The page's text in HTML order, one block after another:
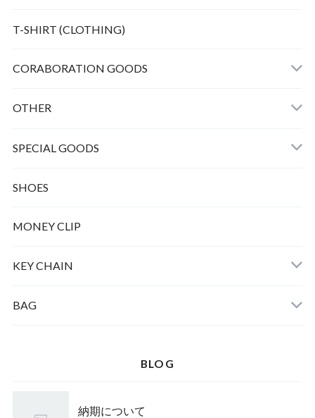
Bunny peanuts + Chain
T-SHIRT (CLOTHING)
CORABORATION GOODS
OTHER
SPECIAL GOODS
SHOES
MONEY CLIP
KEY CHAIN
BAG
BLOG
納期について